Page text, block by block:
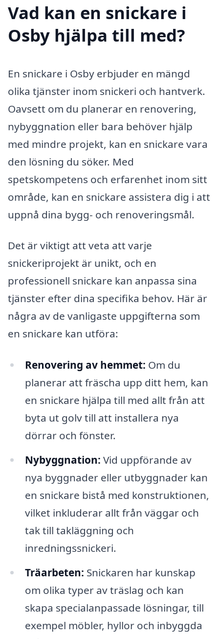
Vad kan en snickare i
Osby hjälpa till med?
En snickare i Osby erbjuder en mängd
olika tjänster inom snickeri och hantverk.
Oavsett om du planerar en renovering,
nybyggnation eller bara behöver hjälp
med mindre projekt, kan en snickare vara
den lösning du söker. Med
spetskompetens och erfarenhet inom sitt
område, kan en snickare assistera dig i att
uppnå dina bygg- och renoveringsmål.
Det är viktigt att veta att varje
snickeriprojekt är unikt, och en
professionell snickare kan anpassa sina
tjänster efter dina specifika behov. Här är
några av de vanligaste uppgifterna som
en snickare kan utföra:
Renovering av hemmet: Om du
planerar att fräscha upp ditt hem, kan
en snickare hjälpa till med allt från att
byta ut golv till att installera nya
dörrar och fönster.
Nybyggnation: Vid uppförande av
nya byggnader eller utbyggnader kan
en snickare bistå med konstruktionen,
vilket inkluderar allt från väggar och
tak till takläggning och
inredningssnickeri.
Träarbeten: Snickaren har kunskap
om olika typer av träslag och kan
skapa specialanpassade lösningar, till
exempel möbler, hyllor och inbyggda